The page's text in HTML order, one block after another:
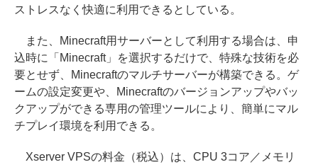
ストレスなく快適に利用できるとしている。
また、Minecraft用サーバーとして利用する場合は、申
込時に「Minecraft」を選択するだけで、特殊な技術を必
要とせず、Minecraftのマルチサーバーが構築できる。ゲ
ームの設定変更や、Minecraftのバージョンアップやバッ
クアップができる専用の管理ツールにより、簡単にマル
チプレイ環境を利用できる。
Xserver VPSの料金（税込）は、CPU 3コア／メモリ